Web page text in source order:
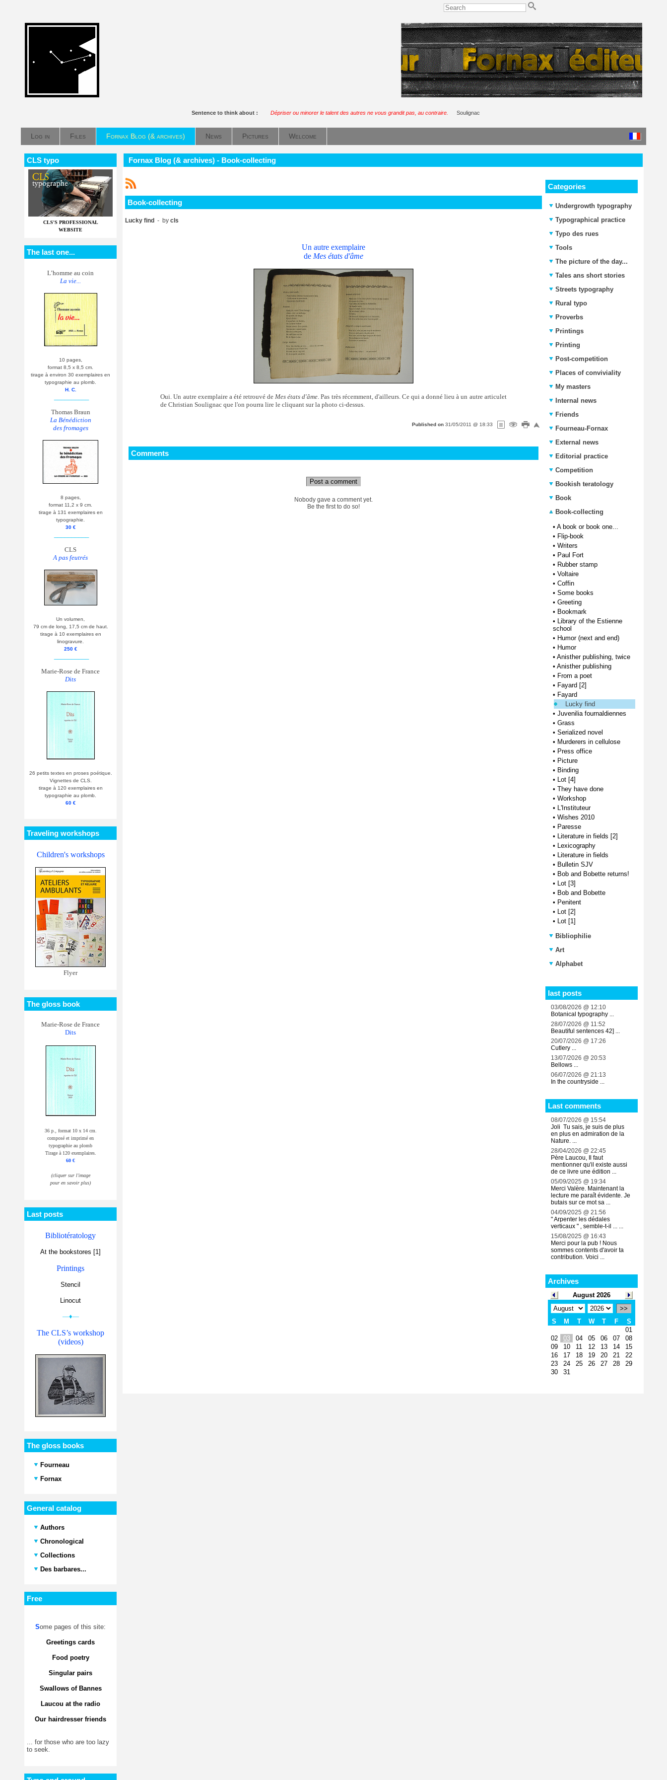
Sentence to think about : Dépriser ou minorer le talent des autres ne vous grandit pas, au contraire. Soulignac
Log in Files Fornax Blog (& archives) News Pictures Welcome
CLS typo
CLS'S PROFESSIONAL
WEBSITE
The last one...
L’homme au coin
La vie...
10 pages,
format 8,5 x 8,5 cm.
tirage à environ 30 exemplaires en
typographie au plomb.
H. C.
Thomas Braun
La Bénédiction
des fromages
8 pages,
format 11,2 x 9 cm.
tirage à 131 exemplaires en
typographie.
30 €
CLS
A pas feutrés
Un volumen,
79 cm de long, 17,5 cm de haut.
tirage à 10 exemplaires en
linogravure.
250 €
Marie-Rose de France
Dits
26 petits textes en proses poétique.
Vignettes de CLS.
tirage à 120 exemplaires en
typographie au plomb.
60 €
Traveling workshops
Children's workshops
Flyer
The gloss book
Marie-Rose de France
Dits
36 p., format 10 x 14 cm.
composé et imprimé en
typographie au plomb
Tirage à 120 exemplaires.
60 €
(cliquer sur l'image
pour en savoir plus)
Last posts
Bibliotératology
At the bookstores [1]
Printings
Stencil
Linocut
—♦—
The CLS’s workshop
(videos)
The gloss books
Fourneau
Fornax
General catalog
Authors
Chronological
Collections
Des barbares...
Free
Some pages of this site:
Greetings cards
Food poetry
Singular pairs
Swallows of Bannes
Laucou at the radio
Our hairdresser friends
... for those who are too lazy
to seek.
Fornax Blog (& archives) - Book-collecting
Book-collecting
Lucky find - by cls
Un autre exemplaire
de Mes états d'âme
Oui. Un autre exemplaire a été retrouvé de Mes états d'âme . Pas très récemment, d'ailleurs. Ce qui a donné lieu à un autre articulet
de Christian Soulignac que l'on pourra lire le cliquant sur la photo ci-dessus.
Published on 31/05/2011 @ 18:33
Comments
Post a comment
Nobody gave a comment yet.
Be the first to do so!
Categories
Undergrowth typography
Typographical practice
Typo des rues
Tools
The picture of the day...
Tales ans short stories
Streets typography
Rural typo
Proverbs
Printings
Printing
Post-competition
Places of conviviality
My masters
Internal news
Friends
Fourneau-Fornax
External news
Editorial practice
Competition
Bookish teratology
Book
Book-collecting
• A book or book one...
• Flip-book
• Writers
• Paul Fort
• Rubber stamp
• Voltaire
• Coffin
• Some books
• Greeting
• Bookmark
• Library of the Estienne
school
• Humor (next and end)
• Humor
• Anisther publishing, twice
• Anisther publishing
• From a poet
• Fayard [2]
• Fayard
Lucky find
• Juvenilia fournaldiennes
• Grass
• Serialized novel
• Murderers in cellulose
• Press office
• Picture
• Binding
• Lot [4]
• They have done
• Workshop
• L'Instituteur
• Wishes 2010
• Paresse
• Literature in fields [2]
• Lexicography
• Literature in fields
• Bulletin SJV
• Bob and Bobette returns!
• Lot [3]
• Bob and Bobette
• Penitent
• Lot [2]
• Lot [1]
Bibliophilie
Art
Alphabet
last posts
03/08/2026 @ 12:10
Botanical typography ...
28/07/2026 @ 11:52
Beautiful sentences 42] ...
20/07/2026 @ 17:26
Cutlery ...
13/07/2026 @ 20:53
Bellows ...
06/07/2026 @ 21:13
In the countryside ...
Last comments
08/07/2026 @ 15:54
Joli Tu sais, je suis de plus
en plus en admiration de la
Nature. ...
28/04/2026 @ 22:45
Père Laucou, Il faut
mentionner qu'il existe aussi
de ce livre une édition ...
05/09/2025 @ 19:34
Merci Valère. Maintenant la
lecture me paraît évidente. Je
butais sur ce mot sa ...
04/09/2025 @ 21:56
" Arpenter les dédales
verticaux " , semble-t-il ... ...
15/08/2025 @ 16:43
Merci pour la pub ! Nous
sommes contents d'avoir ta
contribution. Voici ...
Archives
August 2026
>>
S
M T W T F
S
01
02
03 04 05 06 07
08
09
10 11 12 13 14
15
16
17 18 19 20 21
22
23
24 25 26 27 28
29
30
31